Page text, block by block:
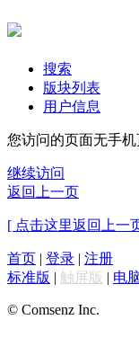
搜索
版块列表
用户信息
您访问的页面无手
继续访问
返回上一页
[ 点击这里返回上一
首页 | 登录 | 注册
标准版 | 触屏版 | 电
© Comsenz Inc.